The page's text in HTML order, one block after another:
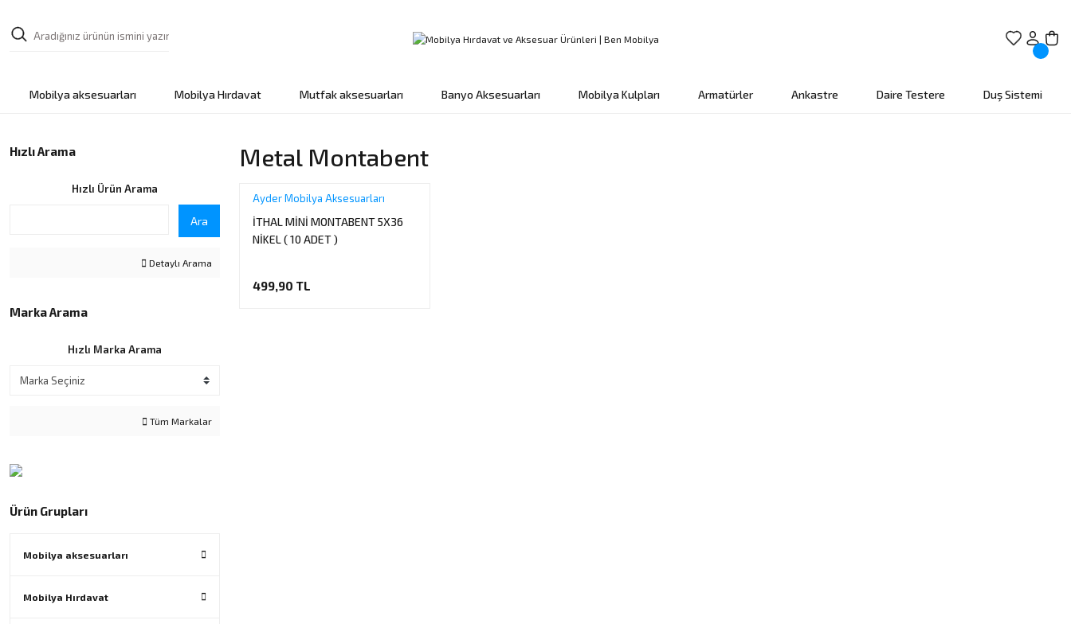
Mobilya aksesuarları Mobilya Hırdavat Mutfak aksesuarları Banyo Aksesuarları Mobilya Kulpları Armatürler Ankastre Daire Testere Duş Sistemi
Hızlı Arama
Hızlı Ürün Arama
Ara
Detaylı Arama
Marka Arama
Hızlı Marka Arama
Tüm Markalar
Ürün Grupları
Mobilya aksesuarları
Mobilya Hırdavat
Metal Montabent
Ayder Mobilya Aksesuarları
İTHAL MİNİ MONTABENT 5X36
NİKEL ( 10 ADET )
499,90 TL